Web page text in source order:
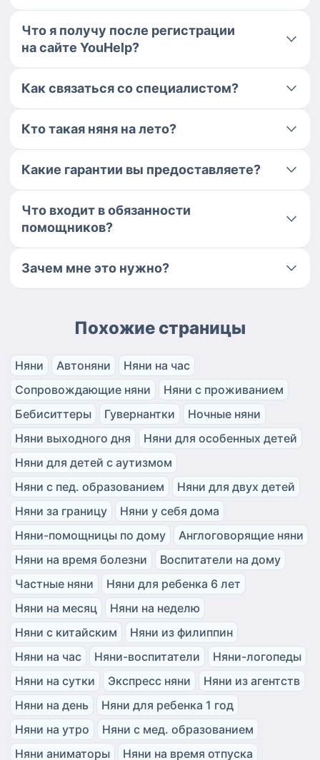
Что я получу после регистрации
на сайте YouHelp?
Как связаться со специалистом?
Кто такая няня на лето?
Какие гарантии вы предоставляете?
Что входит в обязанности
помощников?
Зачем мне это нужно?
Похожие страницы
Няни Автоняни
Няни на час
Сопровождающие няни
Няни с проживанием
Бебиситтеры
Гувернантки
Ночные няни
Няни выходного дня
Няни для особенных детей
Няни для детей с аутизмом
Няни с пед. образованием
Няни для двух детей
Няни за границу
Няни у себя дома
Няни-помощницы по дому
Англоговорящие няни
Няни на время болезни
Воспитатели на дому
Частные няни
Няни для ребенка 6 лет
Няни на месяц
Няни на неделю
Няни с китайским
Няни из филиппин
Няни на час
Няни-воспитатели
Няни-логопеды
Няни на сутки
Экспресс няни
Няни из агентств
Няни на день
Няни для ребенка 1 год
Няни на утро
Няни с мед. образованием
Няни аниматоры
Няни на время отпуска